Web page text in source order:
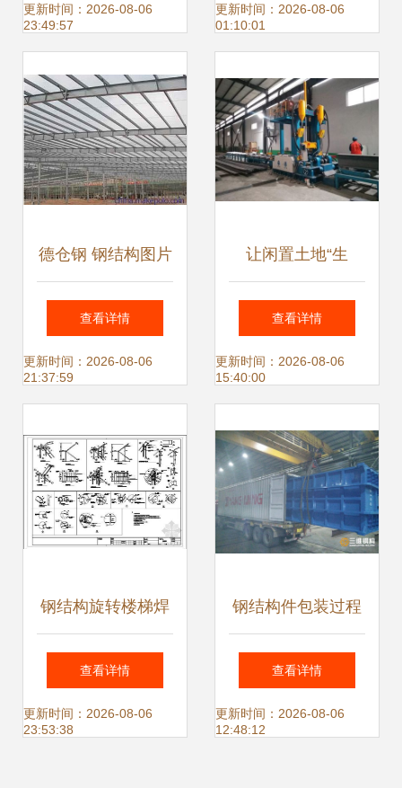
展开面积计算详解
更新时间：2026-08-06
23:49:57
构件加工的领军者
更新时间：2026-08-06
01:10:01
德仓钢 钢结构图片
大观，展现工业之
美与建筑之魂
查看详情
更新时间：2026-08-06
21:37:59
让闲置土地“生
金”——冶源镇荣源
钢结构借力“腾笼换
查看详情
更新时间：2026-08-06
15:40:00
钢结构旋转楼梯焊
接工艺与技术规范
详解
查看详情
更新时间：2026-08-06
23:53:38
钢结构件包装过程
中应注意的关键事
项
查看详情
更新时间：2026-08-06
12:48:12